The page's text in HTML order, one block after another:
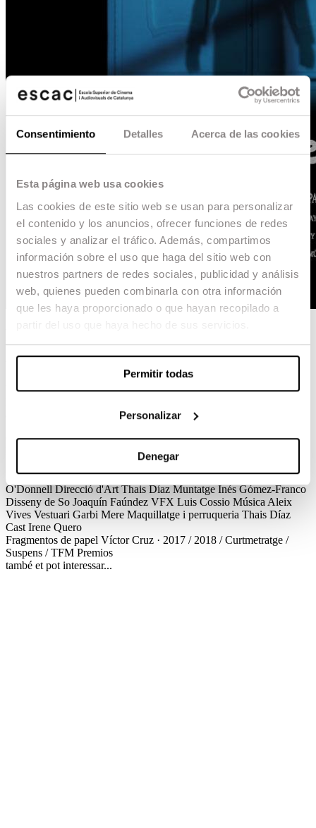
Consentimiento Detalles Acerca de las cookies
Esta página web usa cookies
Las cookies de este sitio web se usan para personalizar
el contenido y los anuncios, ofrecer funciones de redes
sociales y analizar el tráfico. Además, compartimos
información sobre el uso que haga del sitio web con
nuestros partners de redes sociales, publicidad y análisis
web, quienes pueden combinarla con otra información
que les haya proporcionado o que hayan recopilado a
Permitir todas
Personalizar
Denegar
Una nena desperta en meitat de la nit comença a parlar amb algú en
Créditos
Víctor Cruz · 2017 / 2018 / Curtmetratge /
DireccióVíctor Cruz
Direcció de ProduccióMarta Ávila Direcció de FotografiaAlina
O'Donnell Direcció d'ArtThais Díaz MuntatgeInés Gómez-Franco
Disseny de So Joaquín Faúndez VFX Luis Cossio Música Aleix
Vives Vestuari Garbi Mere Maquillatge i perruqueria Thais Díaz
Cast Irene Quero
Fragmentos de papel Víctor Cruz · 2017 / 2018 / Curtmetratge /
Suspens / TFM Premios
també et pot interessar...